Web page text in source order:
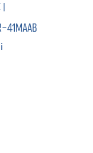
|
41MAAB